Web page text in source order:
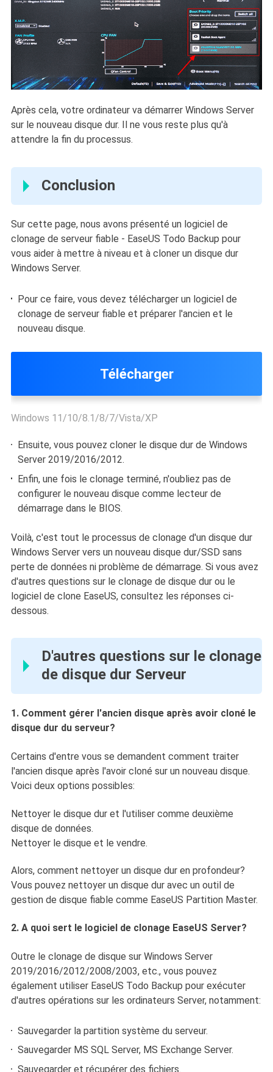
Après cela, votre ordinateur va démarrer Windows Server
sur le nouveau disque dur. Il ne vous reste plus qu'à
attendre la fin du processus.
Conclusion
Sur cette page, nous avons présenté un logiciel de
clonage de serveur fiable - EaseUS Todo Backup pour
vous aider à mettre à niveau et à cloner un disque dur
Windows Server.
Pour ce faire, vous devez télécharger un logiciel de
clonage de serveur fiable et préparer l'ancien et le
nouveau disque.
Télécharger
Windows 11/10/8.1/8/7/Vista/XP
Ensuite, vous pouvez cloner le disque dur de Windows
Server 2019/2016/2012.
Enfin, une fois le clonage terminé, n'oubliez pas de
configurer le nouveau disque comme lecteur de
démarrage dans le BIOS.
Voilà, c'est tout le processus de clonage d'un disque dur
Windows Server vers un nouveau disque dur/SSD sans
perte de données ni problème de démarrage. Si vous avez
d'autres questions sur le clonage de disque dur ou le
logiciel de clone EaseUS, consultez les réponses ci-
dessous.
D'autres questions sur le clonage
de disque dur Serveur
1. Comment gérer l'ancien disque après avoir cloné le
disque dur du serveur?
Certains d'entre vous se demandent comment traiter
l'ancien disque après l'avoir cloné sur un nouveau disque.
Voici deux options possibles:
Nettoyer le disque dur et l'utiliser comme deuxième
disque de données.
Nettoyer le disque et le vendre.
Alors, comment nettoyer un disque dur en profondeur?
Vous pouvez nettoyer un disque dur avec un outil de
gestion de disque fiable comme EaseUS Partition Master.
2. A quoi sert le logiciel de clonage EaseUS Server?
Outre le clonage de disque sur Windows Server
2019/2016/2012/2008/2003, etc., vous pouvez
également utiliser EaseUS Todo Backup pour exécuter
d'autres opérations sur les ordinateurs Server, notamment:
Sauvegarder la partition système du serveur.
Sauvegarder MS SQL Server, MS Exchange Server.
Sauvegarder et récupérer des fichiers.